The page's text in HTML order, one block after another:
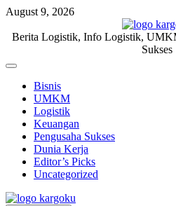
Skip
content
August 9, 2026
KARGOKU.ID
Berita Logistik, Info Logistik,
Sukses
Off
CanvasBisnis
UMKM
Logistik
Keuangan
Pengusaha Sukses
Dunia Kerja
Editor’s Picks
Uncategorized